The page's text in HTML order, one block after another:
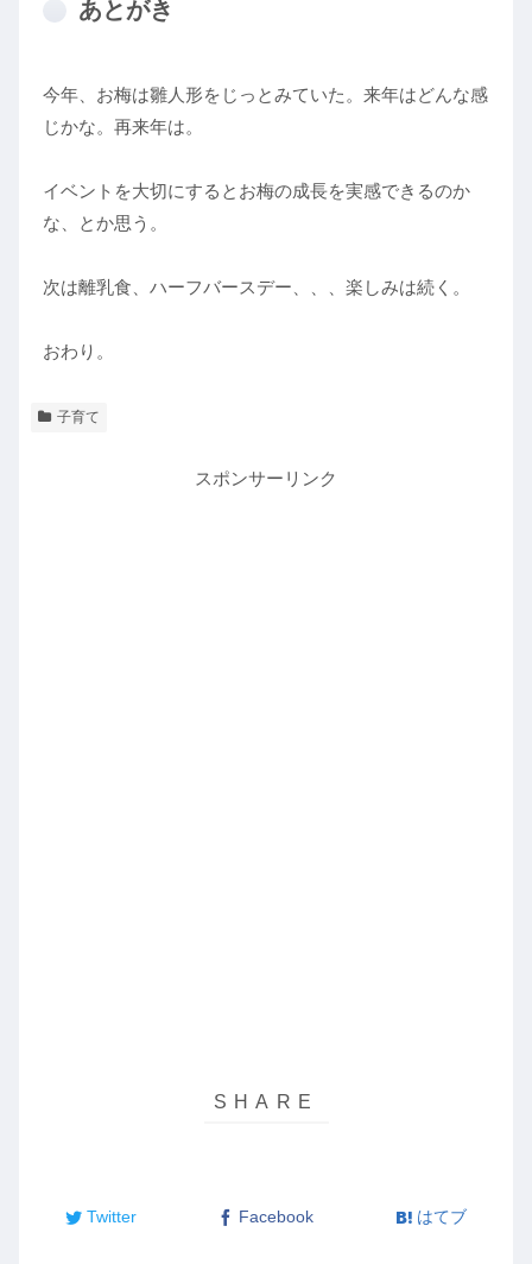
あとがき
今年、お梅は雛人形をじっとみていた。来年はどんな感
じかな。再来年は。
イベントを大切にするとお梅の成長を実感できるのか
な、とか思う。
次は離乳食、ハーフバースデー、、、楽しみは続く。
おわり。
子育て
スポンサーリンク
Twitter Facebook はてブ